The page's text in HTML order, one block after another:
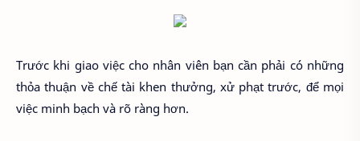
Trước khi giao việc cho nhân viên bạn cần phải có những
thỏa thuận về chế tài khen thưởng, xử phạt trước, để mọi
việc minh bạch và rõ ràng hơn.